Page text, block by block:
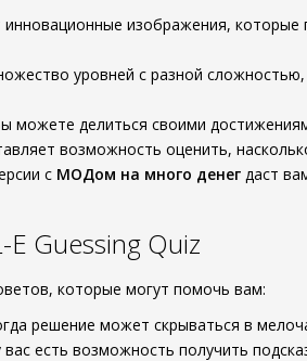
инновационные изображения,
уровней с разной
можете делиться своими
возможность оценить,
с МОДом на много денег даст
Guessing Quiz
которые могут помочь вам:
решение может скрываться в
вас есть возможность получить